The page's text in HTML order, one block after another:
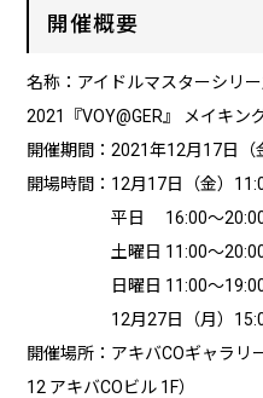
開催概要
名称：アイドルマスターシリ
2021『VOY@GER』 メイキン
開催期間：2021年12月17日（
開場時間：12月17日（金）
平日 16:00～
土曜日 11:00～
日曜日 11:00～
12月27日（月）15:00
開催場所：アキバCOギャラ
12 アキバCOビル 1F）